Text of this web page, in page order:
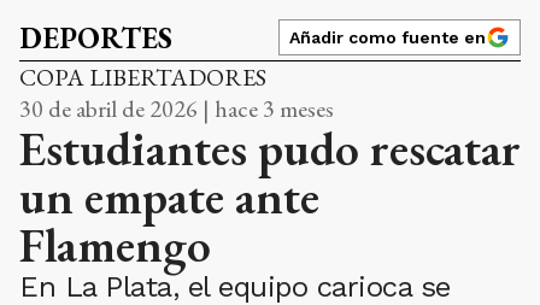
DEPORTES Añadir como fuente en
COPA LIBERTADORES
30 de abril de 2026 | hace 3 meses
Estudiantes pudo rescatar
un empate ante
Flamengo
En La Plata, el equipo carioca se